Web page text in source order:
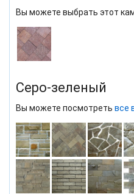
Вы можете выбрать этот
Серо-зеленый
Вы можете посмотреть все